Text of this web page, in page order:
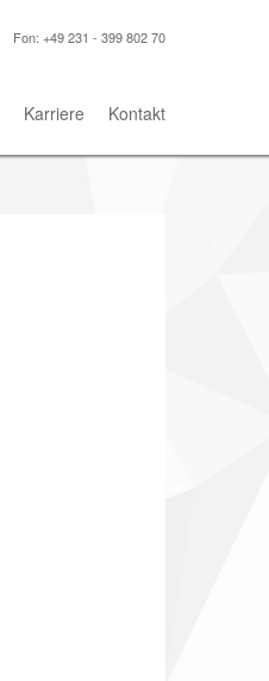
Fon: +49 231 - 399 802 70
Karriere Kontakt